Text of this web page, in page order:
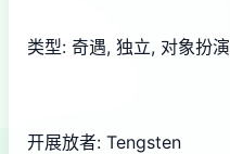
类型: 奇遇, 独立, 对象扮演
开展放者: Tengsten